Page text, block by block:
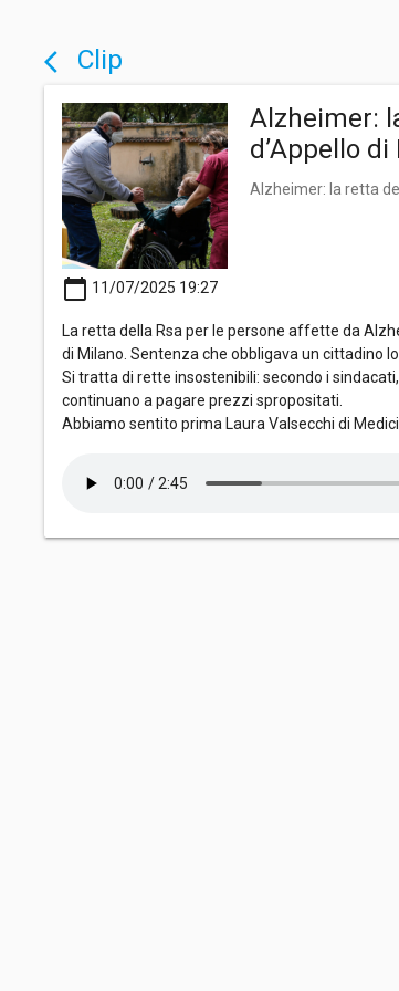
arrow_back_ios Clip
Alzheimer:
d’Appello
Alzheimer: la retta
calendar_today 11/07/2025 19:27
La retta della Rsa per le persone affette da
di Milano. Sentenza che obbligava un cittadino
Si tratta di rette insostenibili: secondo i
continuano a pagare prezzi spropositati.
Abbiamo sentito prima Laura Valsecchi di